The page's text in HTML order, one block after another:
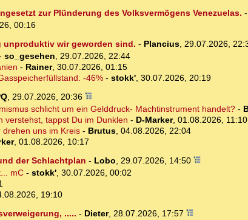
zur Plünderung des Volksvermögens Venezuelas. -
00:16
unproduktiv wir geworden sind. - Plancius, 29.07.2026,
so_gesehen, 29.07.2026, 22:44
- Rainer, 30.07.2026, 01:15
-46%- stokk', 30.07.2026, 20:19
, 29.07.2026, 20:36
schlicht um ein Gelddruck- Machtinstrument handelt?-
verstehst, tappst Du im Dunklen - D-Marker, 01.08.2026, 11:10
uns im Kreis- Brutus, 04.08.2026, 22:04
, 01.08.2026, 10:17
der Schlachtplan - Lobo, 29.07.2026, 14:50
mC- stokk', 30.07.2026, 00:02
19:10
..... - Dieter, 28.07.2026, 17:57